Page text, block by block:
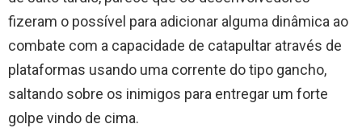
fizeram o possível para adicionar alguma dinâmica ao
combate com a capacidade de catapultar através de
plataformas usando uma corrente do tipo gancho,
saltando sobre os inimigos para entregar um forte
golpe vindo de cima.